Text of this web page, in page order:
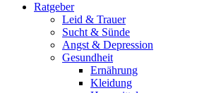
Ratgeber
Leid & Trauer
Sucht & Sünde
Angst & Depression
Gesundheit
Ernährung
Kleidung